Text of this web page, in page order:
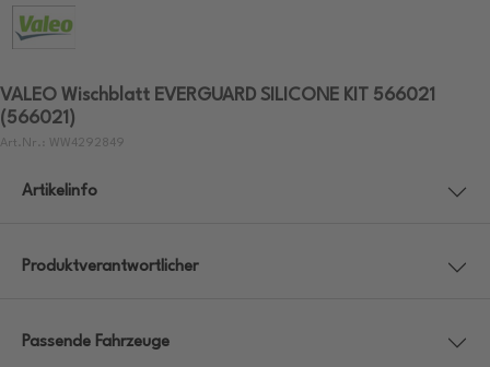
VALEO Wischblatt EVERGUARD SILICONE KIT 566021
(566021)
Art.Nr.: WW4292849
Artikelinfo
Produktverantwortlicher
Passende Fahrzeuge